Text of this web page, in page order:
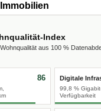
Index
aus 100 %
86 Digitale
99,8 %
Verfügbarkeit